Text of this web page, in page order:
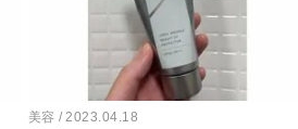
美容 2023.04.18